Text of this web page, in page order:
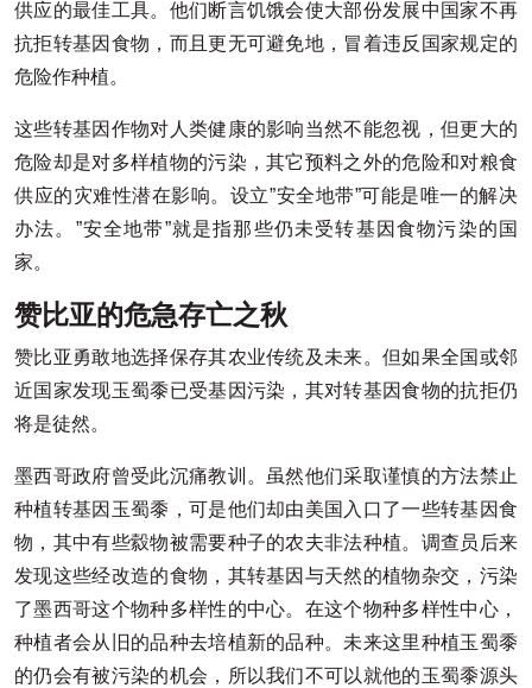
供应的最佳工具。他们断言饥饿会使大部份发展中国家不再
抗拒转基因食物，而且更无可避免地，冒着违反国家规定的
危险作种植。
这些转基因作物对人类健康的影响当然不能忽视，但更大的
危险却是对多样植物的污染，其它预料之外的危险和对粮食
供应的灾难性潜在影响。设立”安全地带”可能是唯一的解决
办法。”安全地带”就是指那些仍未受转基因食物污染的国
家。
赞比亚的危急存亡之秋
赞比亚勇敢地选择保存其农业传统及未来。但如果全国或邻
近国家发现玉蜀黍已受基因污染，其对转基因食物的抗拒仍
将是徒然。
墨西哥政府曾受此沉痛教训。虽然他们采取谨慎的方法禁止
种植转基因玉蜀黍，可是他们却由美国入口了一些转基因食
物，其中有些縠物被需要种子的农夫非法种植。调查员后来
发现这些经改造的食物，其转基因与天然的植物杂交，污染
了墨西哥这个物种多样性的中心。在这个物种多样性中心，
种植者会从旧的品种去培植新的品种。未来这里种植玉蜀黍
的仍会有被污染的机会，所以我们不可以就他的玉蜀黍源头